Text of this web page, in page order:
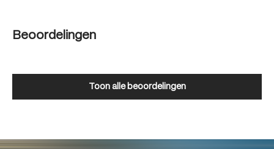
Beoordelingen
Toon alle beoordelingen